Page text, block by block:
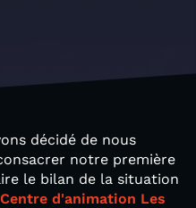
décidé de nous
notre première
le bilan de la situation
d'animation Les